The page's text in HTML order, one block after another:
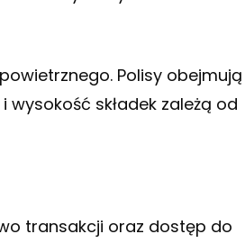
Polisy obejmują
składek zależą od
transakcji oraz dostęp do